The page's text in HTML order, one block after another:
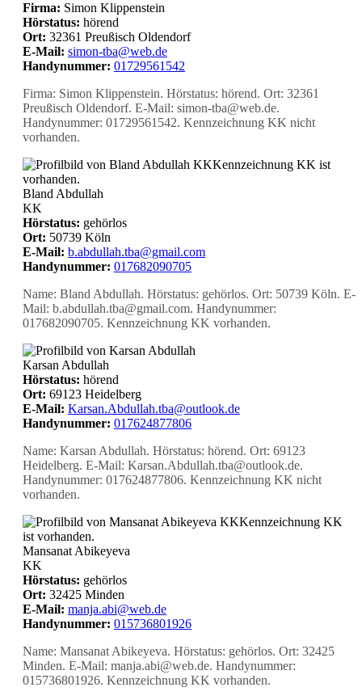
Firma: Simon Klippenstein
Hörstatus: hörend
Ort: 32361 Preußisch Oldendorf
E-Mail: simon-tba@web.de
Handynummer: 01729561542
Firma: Simon Klippenstein. Hörstatus: hörend. Ort: 32361
Preußisch Oldendorf. E-Mail: simon-tba@web.de.
Handynummer: 01729561542. Kennzeichnung KK nicht
vorhanden.
KKKennzeichnung KK ist
vorhanden.
Bland Abdullah
KK
Hörstatus: gehörlos
Ort: 50739 Köln
E-Mail: b.abdullah.tba@gmail.com
Handynummer: 017682090705
Name: Bland Abdullah. Hörstatus: gehörlos. Ort: 50739 Köln. E-
Mail: b.abdullah.tba@gmail.com. Handynummer:
017682090705. Kennzeichnung KK vorhanden.
Karsan Abdullah
Hörstatus: hörend
Ort: 69123 Heidelberg
E-Mail: Karsan.Abdullah.tba@outlook.de
Handynummer: 017624877806
Name: Karsan Abdullah. Hörstatus: hörend. Ort: 69123
Heidelberg. E-Mail: Karsan.Abdullah.tba@outlook.de.
Handynummer: 017624877806. Kennzeichnung KK nicht
vorhanden.
KKKennzeichnung KK
ist vorhanden.
Mansanat Abikeyeva
KK
Hörstatus: gehörlos
Ort: 32425 Minden
E-Mail: manja.abi@web.de
Handynummer: 015736801926
Name: Mansanat Abikeyeva. Hörstatus: gehörlos. Ort: 32425
Minden. E-Mail: manja.abi@web.de. Handynummer:
015736801926. Kennzeichnung KK vorhanden.